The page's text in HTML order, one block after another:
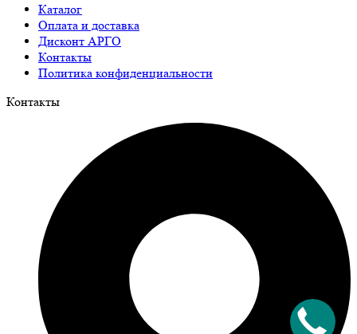
Каталог
Оплата и доставка
Дисконт АРГО
Контакты
Политика конфиденциальности
Контакты